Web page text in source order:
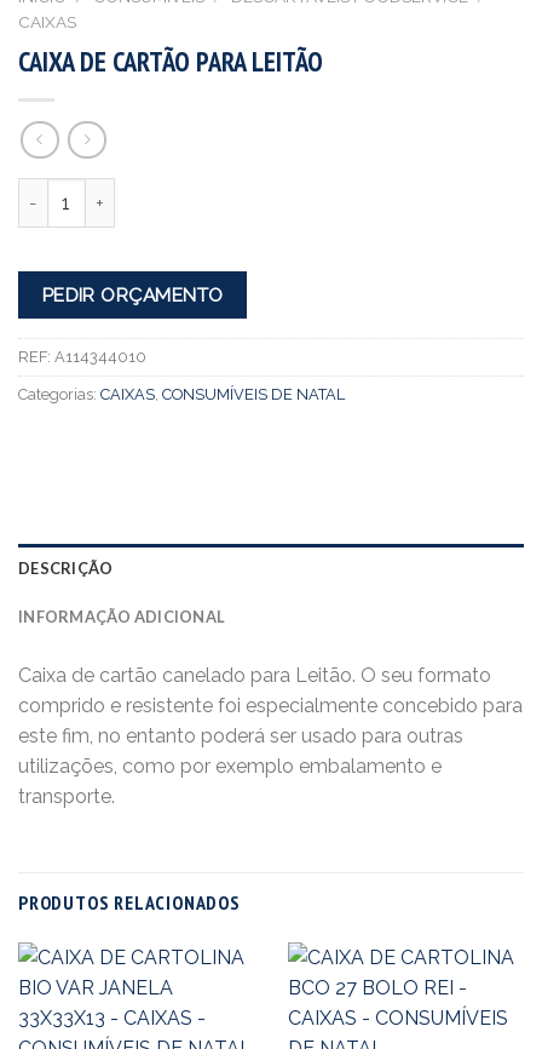
CAIXAS
CAIXA DE CARTÃO PARA LEITÃO
PEDIR ORÇAMENTO
REF: A114344010
Categorias: CAIXAS CONSUMÍVEIS DE NATAL
DESCRIÇÃO
INFORMAÇÃO ADICIONAL
Caixa de cartão canelado para Leitão. O seu formato
comprido e resistente foi especialmente concebido para
este fim, no entanto poderá ser usado para outras
utilizações, como por exemplo embalamento e
transporte.
PRODUTOS RELACIONADOS